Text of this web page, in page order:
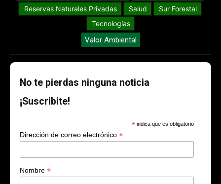
Reservas Naturales Privadas
Salud
Sur Forestal
Tecnologías
Valor Ambiental
No te pierdas ninguna noticia
¡Suscribite!
* indica que es obligatorio
Dirección de correo electrónico *
Nombre *